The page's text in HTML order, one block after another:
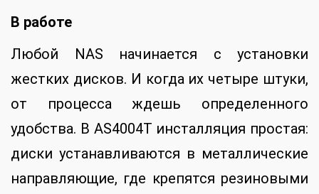
В работе
Любой NAS начинается с установки
жестких дисков. И когда их четыре штуки,
от процесса ждешь определенного
удобства. В AS4004T инсталляция простая:
диски устанавливаются в металлические
направляющие, где крепятся резиновыми